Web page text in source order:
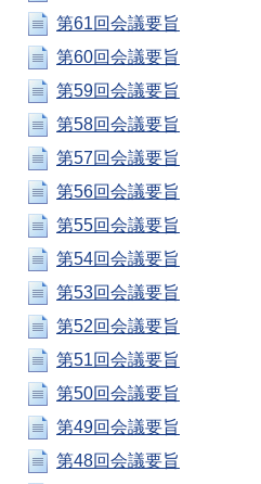
第61回会議要旨
第60回会議要旨
第59回会議要旨
第58回会議要旨
第57回会議要旨
第56回会議要旨
第55回会議要旨
第54回会議要旨
第53回会議要旨
第52回会議要旨
第51回会議要旨
第50回会議要旨
第49回会議要旨
第48回会議要旨